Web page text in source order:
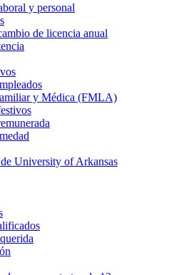
y personal
de licencia anual
y Médica (FMLA)
University of Arkansas